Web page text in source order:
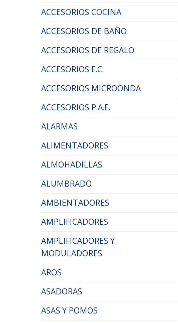
ACCESORIOS COCINA
ACCESORIOS DE BAÑO
ACCESORIOS DE REGALO
ACCESORIOS E.C.
ACCESORIOS MICROONDA
ACCESORIOS P.A.E.
ALARMAS
ALIMENTADORES
ALMOHADILLAS
ALUMBRADO
AMBIENTADORES
AMPLIFICADORES
AMPLIFICADORES Y
MODULADORES
AROS
ASADORAS
ASAS Y POMOS